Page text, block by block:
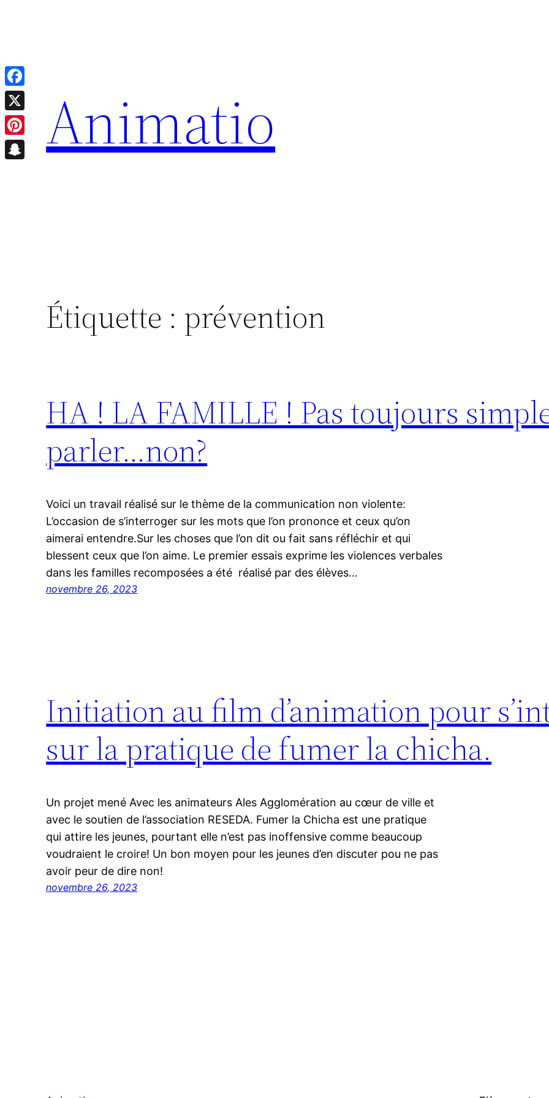
Animatio
Étiquette : prévention
HA ! LA FAMILLE ! Pas toujours
parler…non?
Voici un travail réalisé sur le thème de la communication non violente:
L’occasion de s’interroger sur les mots que l’on prononce et ceux qu’on
aimerai entendre.Sur les choses que l’on dit ou fait sans réfléchir et qui
blessent ceux que l’on aime. Le premier essais exprime les violences verbales
dans les familles recomposées a été réalisé par des élèves…
novembre 26, 2023
Initiation au film d’animation pour
sur la pratique de fumer la chicha.
Un projet mené Avec les animateurs Ales Agglomération au cœur de ville et
avec le soutien de l’association RESEDA. Fumer la Chicha est une pratique
qui attire les jeunes, pourtant elle n’est pas inoffensive comme beaucoup
voudraient le croire! Un bon moyen pour les jeunes d’en discuter pou ne pas
avoir peur de dire non!
novembre 26, 2023
Facebook
X
Pinterest